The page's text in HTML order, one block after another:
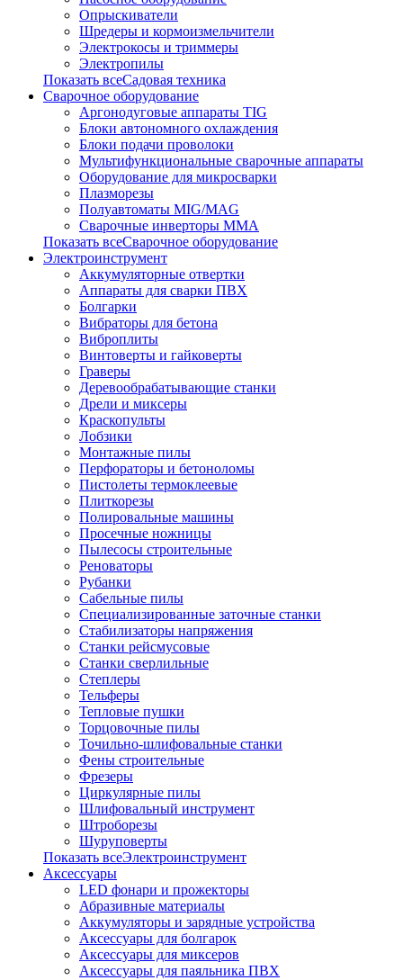
Опрыскиватели
Шредеры и кормоизмельчители
Электрокосы и триммеры
Электропилы
Показать всеСадовая техника
Сварочное оборудование
Аргонодуговые аппараты TIG
Блоки автономного охлаждения
Блоки подачи проволоки
Мультифункциональные сварочные аппараты
Оборудование для микросварки
Плазморезы
Полуавтоматы MIG/MAG
Сварочные инверторы ММА
Показать всеСварочное оборудование
Электроинструмент
Аккумуляторные отвертки
Аппараты для сварки ПВХ
Болгарки
Вибраторы для бетона
Виброплиты
Винтоверты и гайковерты
Граверы
Деревообрабатывающие станки
Дрели и миксеры
Краскопульты
Лобзики
Монтажные пилы
Перфораторы и бетоноломы
Пистолеты термоклеевые
Плиткорезы
Полировальные машины
Просечные ножницы
Пылесосы строительные
Реноваторы
Рубанки
Сабельные пилы
Специализированные заточные станки
Стабилизаторы напряжения
Станки рейсмусовые
Станки сверлильные
Степлеры
Тельферы
Тепловые пушки
Торцовочные пилы
Точильно-шлифовальные станки
Фены строительные
Фрезеры
Циркулярные пилы
Шлифовальный инструмент
Штроборезы
Шуруповерты
Показать всеЭлектроинструмент
Аксессуары
LED фонари и прожекторы
Абразивные материалы
Аккумуляторы и зарядные устройства
Аксессуары для болгарок
Аксессуары для миксеров
Аксессуары для паяльника ПВХ